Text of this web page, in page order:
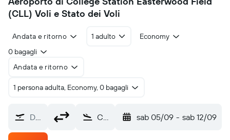
(CLL) Voli e Stato dei Voli
Andata e ritorno 1 adulto
Economy
0 bagagli
Andata e ritorno
1 persona adulta, Economy, 0 bagagli
Da dove? College Station Easterwood Field (CLL) sab 05/09 - sab 12/09